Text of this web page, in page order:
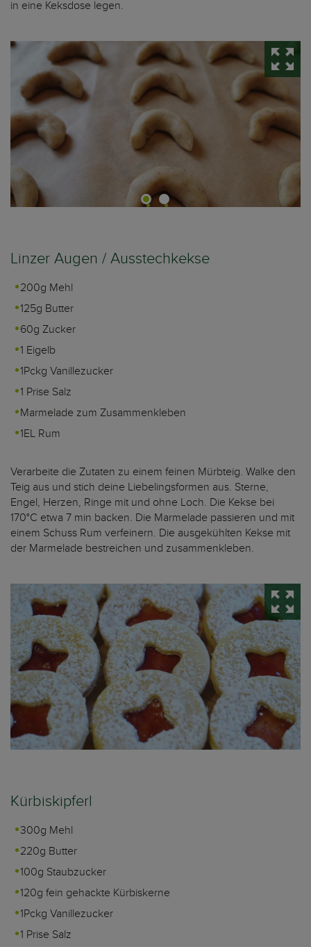
in eine Keksdose legen.
Linzer Augen / Ausstechkekse
200g Mehl
125g Butter
60g Zucker
1 Eigelb
1Pckg Vanillezucker
1 Prise Salz
Marmelade zum Zusammenkleben
1EL Rum
Verarbeite die Zutaten zu einem feinen Mürbteig. Walke den
Teig aus und stich deine Liebelingsformen aus. Sterne,
Engel, Herzen, Ringe mit und ohne Loch. Die Kekse bei
170°C etwa 7 min backen. Die Marmelade passieren und mit
einem Schuss Rum verfeinern. Die ausgekühlten Kekse mit
der Marmelade bestreichen und zusammenkleben.
Kürbiskipferl
300g Mehl
220g Butter
100g Staubzucker
120g fein gehackte Kürbiskerne
1Pckg Vanillezucker
1 Prise Salz